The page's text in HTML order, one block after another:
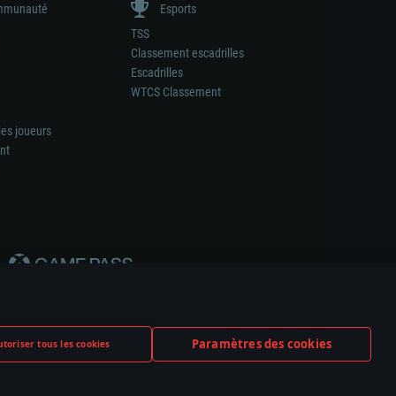
tous les cookies Paramètres des cookies
joueurs
Esports
TSS
Classement escadrilles
Escadrilles
WTCS Classement
de tout fabricant d’armes ou de véhicule.